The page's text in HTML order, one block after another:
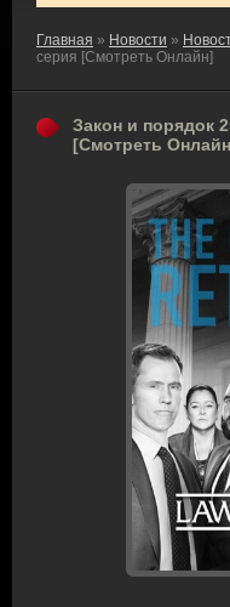
Главная » Новости »
серия [Смотреть Онлайн]
Закон и порядок
[Смотреть